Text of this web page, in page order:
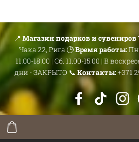
📍 Магазин подарков и сувениров
Чака 22, Рига 🕒Время работы:
11.00-18.00 | Сб. 11.00-15.00 | В
дни - ЗАКРЫТО 📞 Контакты:+371